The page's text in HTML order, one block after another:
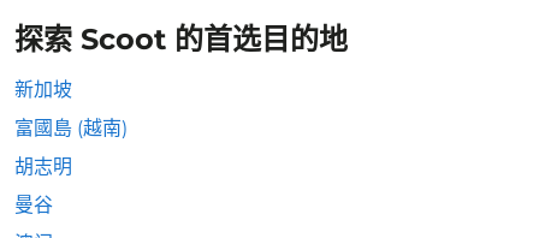
探索 Scoot 的首选目的地
新加坡
富國島 (越南)
胡志明
曼谷